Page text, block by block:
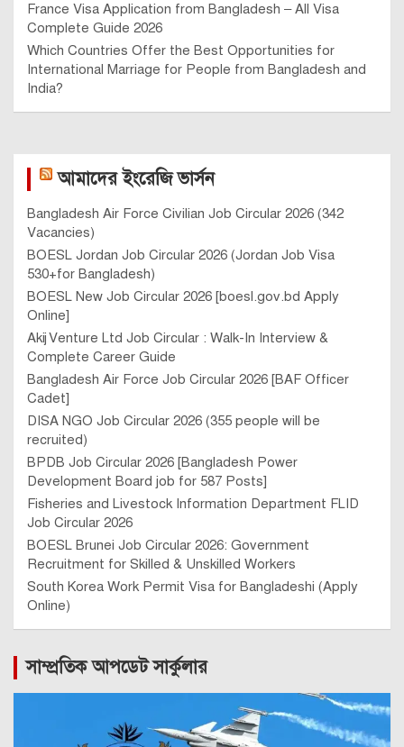
France Visa Application from Bangladesh – All Visa
Complete Guide 2026
Which Countries Offer the Best Opportunities for
International Marriage for People from Bangladesh and
India?
আমাদের ইংরেজি ভার্সন
Bangladesh Air Force Civilian Job Circular 2026 (342
Vacancies)
BOESL Jordan Job Circular 2026 (Jordan Job Visa
530+for Bangladesh)
BOESL New Job Circular 2026 [boesl.gov.bd Apply
Online]
Akij Venture Ltd Job Circular : Walk-In Interview &
Complete Career Guide
Bangladesh Air Force Job Circular 2026 [BAF Officer
Cadet]
DISA NGO Job Circular 2026 (355 people will be
recruited)
BPDB Job Circular 2026 [Bangladesh Power
Development Board job for 587 Posts]
Fisheries and Livestock Information Department FLID
Job Circular 2026
BOESL Brunei Job Circular 2026: Government
Recruitment for Skilled & Unskilled Workers
South Korea Work Permit Visa for Bangladeshi (Apply
Online)
সাম্প্রতিক আপডেট সার্কুলার